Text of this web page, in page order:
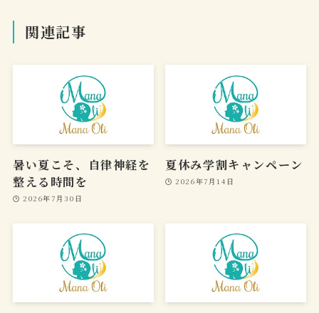
関連記事
暑い夏こそ、自律神経を
整える時間を
2026年7月30日
夏休み学割キャンペーン
2026年7月14日